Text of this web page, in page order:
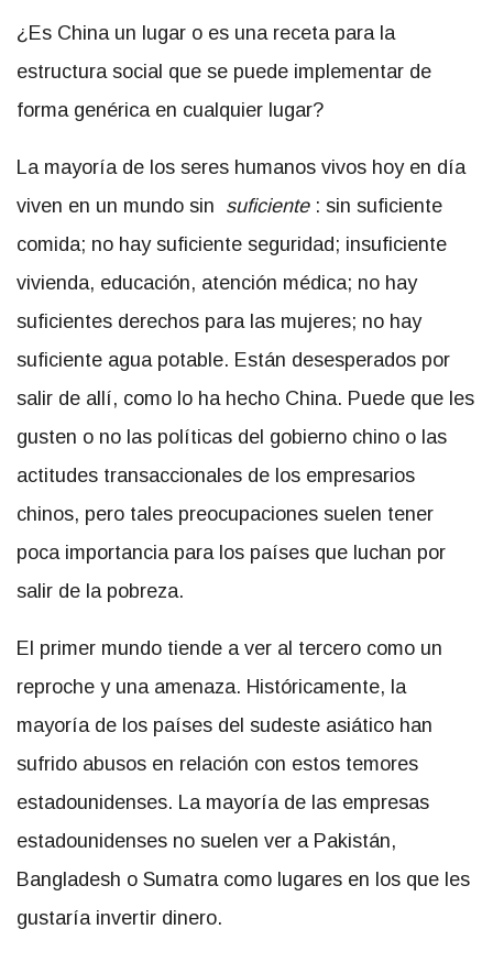
¿Es China un lugar o es una receta para la
estructura social que se puede implementar de
forma genérica en cualquier lugar?
La mayoría de los seres humanos vivos hoy en día
viven en un mundo sin suficiente: sin suficiente
comida; no hay suficiente seguridad; insuficiente
vivienda, educación, atención médica; no hay
suficientes derechos para las mujeres; no hay
suficiente agua potable. Están desesperados por
salir de allí, como lo ha hecho China. Puede que les
gusten o no las políticas del gobierno chino o las
actitudes transaccionales de los empresarios
chinos, pero tales preocupaciones suelen tener
poca importancia para los países que luchan por
salir de la pobreza.
El primer mundo tiende a ver al tercero como un
reproche y una amenaza. Históricamente, la
mayoría de los países del sudeste asiático han
sufrido abusos en relación con estos temores
estadounidenses. La mayoría de las empresas
estadounidenses no suelen ver a Pakistán,
Bangladesh o Sumatra como lugares en los que les
gustaría invertir dinero.